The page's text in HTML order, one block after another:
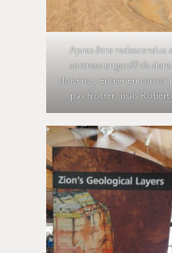
Apres être redescendus
sommes engouffrés
doivent y entrer en convoi
pas frotter, mais